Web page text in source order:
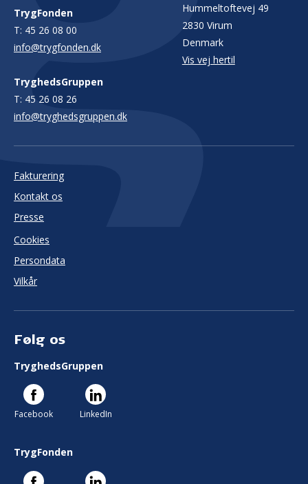
TrygFonden
T: 45 26 08 00
info@trygfonden.dk
TryghedsGruppen
T: 45 26 08 26
info@tryghedsgruppen.dk
Hummeltoftevej 49
2830 Virum
Denmark
Vis vej hertil
Fakturering
Kontakt os
Presse
Cookies
Persondata
Vilkår
Følg os
TryghedsGruppen
Facebook LinkedIn
TrygFonden